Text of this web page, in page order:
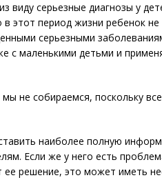
виду серьезные диагнозы у
этот период жизни ребенок не
серьезными
с маленькими детьми и
не собираемся, поскольку
наиболее полную
Если же у него есть
решение, это может иметь